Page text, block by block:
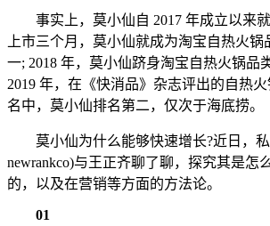
事实上，莫小仙自 2017 年成立以来
上市三个月，莫小仙就成为淘宝自热火
一; 2018 年，莫小仙跻身淘宝自热火锅品
2019 年，在《快消品》杂志评出的自热
名中，莫小仙排名第二，仅次于海底捞。
莫小仙为什么能够快速增长?近日，
newrankco)与王正齐聊了聊，探究其是怎
的，以及在营销等方面的方法论。
01